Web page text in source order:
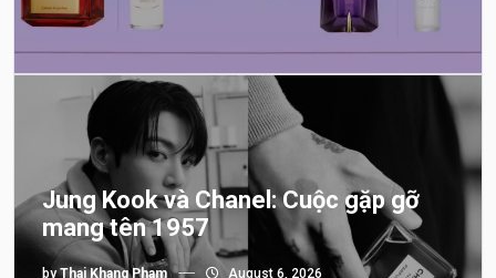
Jung Kook và Chanel: Cuộc gặp gỡ
mang tên 1957
byThai Khang Pham August 6, 2026